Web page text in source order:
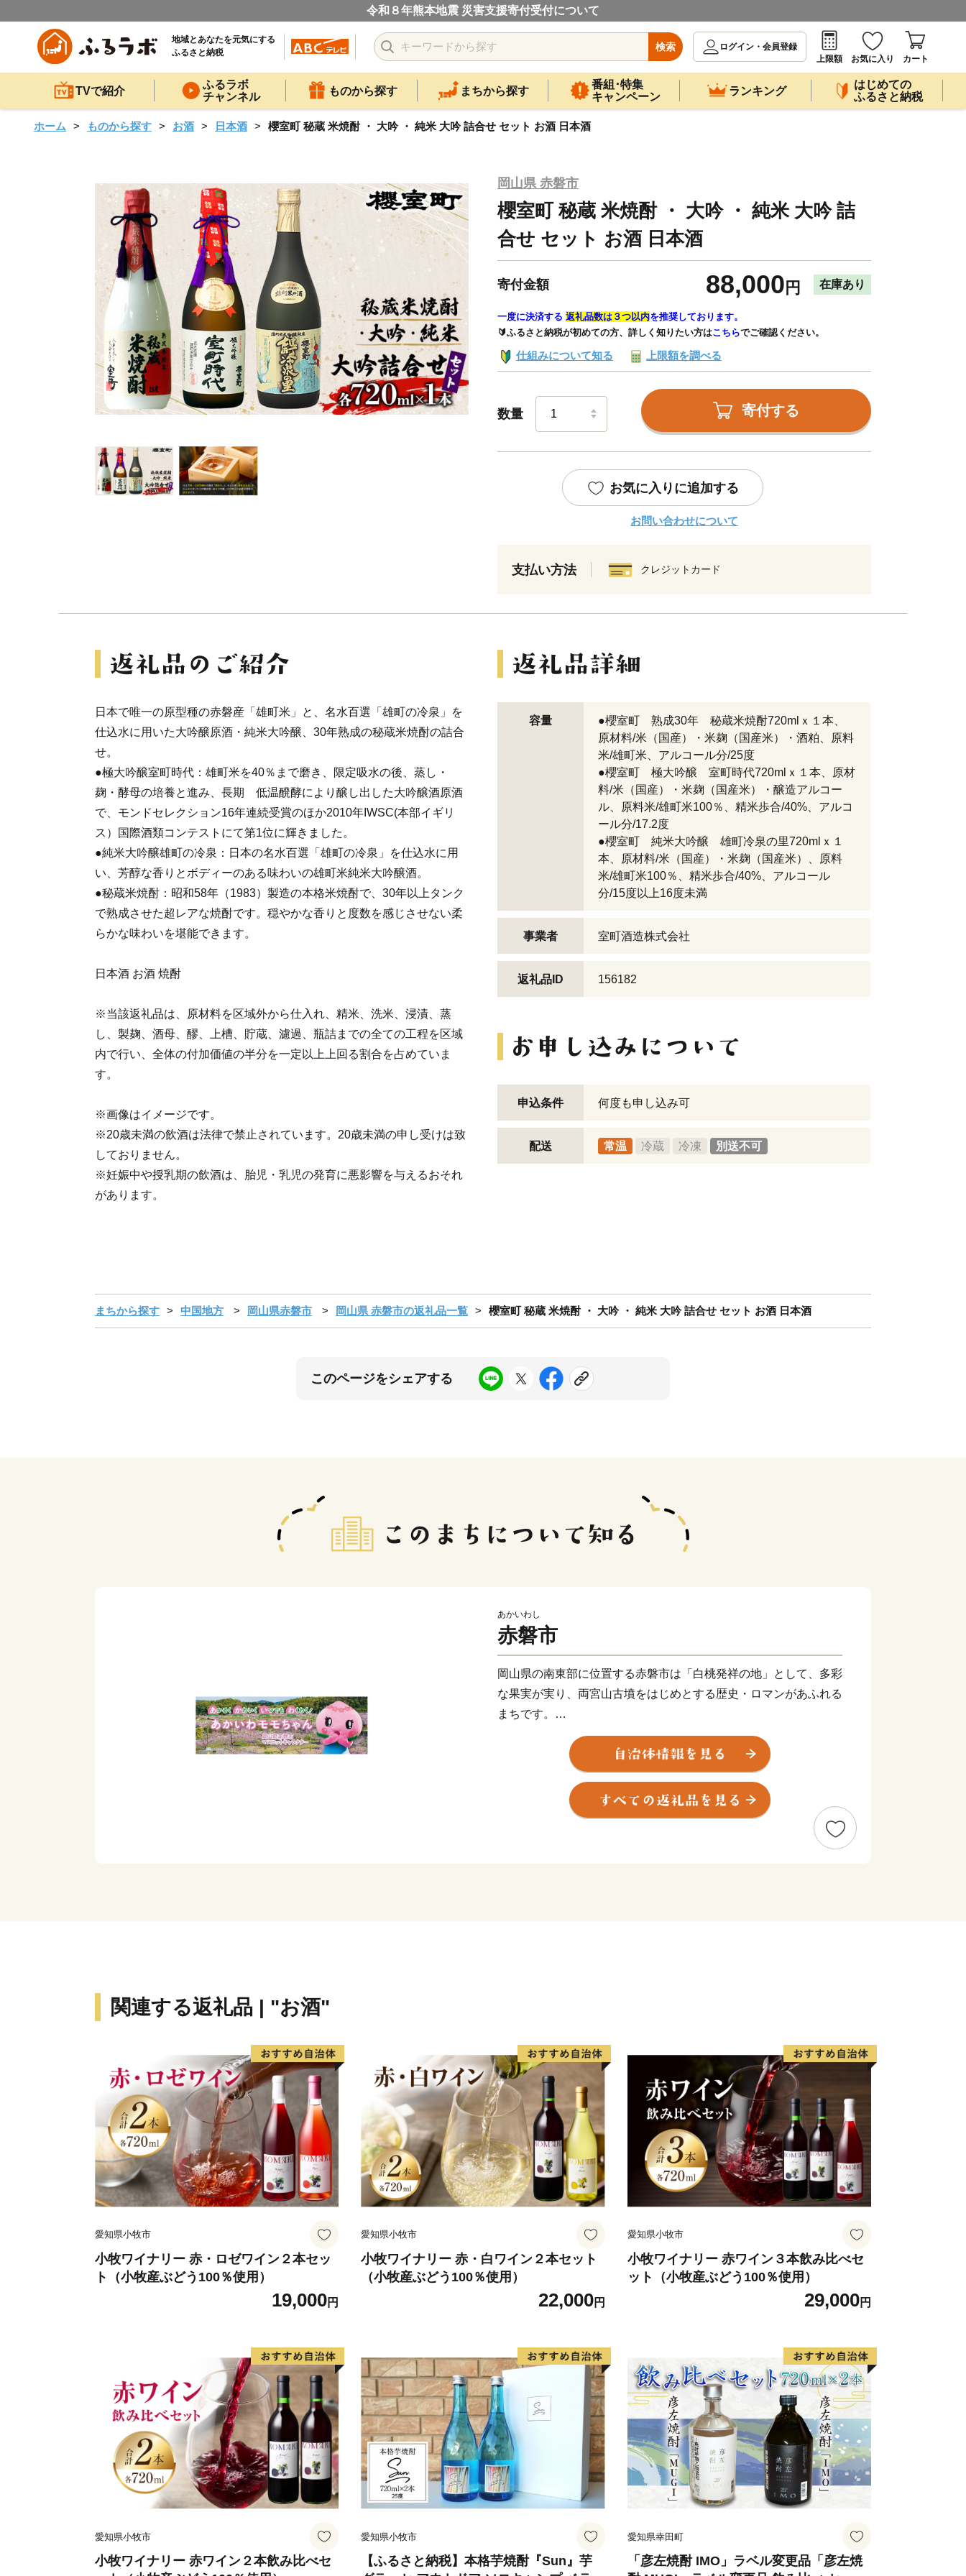
令和８年熊本地震 災害支援寄付受付について
地域とあなたを元気にする
ふるさと納税
検索
ログイン・会員登録
上限額
お気に入り カート
TVで紹介
ふるラボ
チャンネル
ものから探す まちから探す
番組･特集
キャンペーン
ランキング
はじめての
ふるさと納税
ホーム ものから探す お酒 日本酒 櫻室町 秘蔵 米焼酎 ・ 大吟 ・ 純米 大吟 詰合せ セット お酒 日本酒
岡山県 赤磐市
櫻室町 秘蔵 米焼酎 ・ 大吟 ・ 純米 大吟 詰
合せ セット お酒 日本酒
寄付金額 88,000 円 在庫あり
一度に決済する 返礼品数は３つ以内を推奨しております。
🔰ふるさと納税が初めての方、詳しく知りたい方はこちらでご確認ください。
仕組みについて知る 上限額を調べる
数量 寄付する
お気に入りに追加する
お問い合わせについて
支払い方法 クレジットカード
日本で唯一の原型種の赤磐産「雄町米」と、名水百選「雄町の冷泉」を
仕込水に用いた大吟醸原酒・純米大吟醸、30年熟成の秘蔵米焼酎の詰合
せ。
●極大吟醸室町時代：雄町米を40％まで磨き、限定吸水の後、蒸し・
麹・酵母の培養と進み、長期 低温醗酵により醸し出した大吟醸酒原酒
で、モンドセレクション16年連続受賞のほか2010年IWSC(本部イギリ
ス）国際酒類コンテストにて第1位に輝きました。
●純米大吟醸雄町の冷泉：日本の名水百選「雄町の冷泉」を仕込水に用
い、芳醇な香りとボディーのある味わいの雄町米純米大吟醸酒。
●秘蔵米焼酎：昭和58年（1983）製造の本格米焼酎で、30年以上タンク
で熟成させた超レアな焼酎です。穏やかな香りと度数を感じさせない柔
らかな味わいを堪能できます。
日本酒 お酒 焼酎
※当該返礼品は、原材料を区域外から仕入れ、精米、洗米、浸漬、蒸
し、製麹、酒母、醪、上槽、貯蔵、濾過、瓶詰までの全ての工程を区域
内で行い、全体の付加価値の半分を一定以上上回る割合を占めていま
す。
※画像はイメージです。
※20歳未満の飲酒は法律で禁止されています。20歳未満の申し受けは致
しておりません。
※妊娠中や授乳期の飲酒は、胎児・乳児の発育に悪影響を与えるおそれ
があります。
容量
●櫻室町 熟成30年 秘蔵米焼酎720mlｘ１本、
原材料/米（国産）・米麹（国産米）・酒粕、原料
米/雄町米、アルコール分/25度
●櫻室町 極大吟醸 室町時代720mlｘ１本、原材
料/米（国産）・米麹（国産米）・醸造アルコー
ル、原料米/雄町米100％、精米歩合/40%、アルコ
ール分/17.2度
●櫻室町 純米大吟醸 雄町冷泉の里720mlｘ１
本、原材料/米（国産）・米麹（国産米）、原料
米/雄町米100％、精米歩合/40%、アルコール
分/15度以上16度未満
事業者 室町酒造株式会社
返礼品ID 156182
申込条件 何度も申し込み可
配送 常温 冷蔵 冷凍 別送不可
まちから探す 中国地方 岡山県赤磐市 岡山県 赤磐市の返礼品一覧 櫻室町 秘蔵 米焼酎 ・ 大吟 ・ 純米 大吟 詰合せ セット お酒 日本酒
このページをシェアする
あかいわし
赤磐市
岡山県の南東部に位置する赤磐市は「白桃発祥の地」として、多彩
な果実が実り、両宮山古墳をはじめとする歴史・ロマンがあふれる
まちです。
このすばらしい“ふるさと”を“未来”へつなぎ、すべての人が健康で
笑顔にあふれ、いきいきと暮らせるまちを創りたい。こんな夢を実
現するために、市民と行政が一体となったまちづくりを推進してい
関連する返礼品 | "お酒"
愛知県小牧市
小牧ワイナリー 赤・ロゼワイン２本セッ
ト（小牧産ぶどう100％使用）
19,000円
愛知県小牧市
小牧ワイナリー 赤・白ワイン２本セット
（小牧産ぶどう100％使用）
22,000円
愛知県小牧市
小牧ワイナリー 赤ワイン３本飲み比べセ
ット（小牧産ぶどう100％使用）
29,000円
愛知県小牧市
小牧ワイナリー 赤ワイン２本飲み比べセ
愛知県小牧市
【ふるさと納税】本格芋焼酎『Sun』芋
愛知県幸田町
「彦左焼酎 IMO」ラベル変更品「彦左焼